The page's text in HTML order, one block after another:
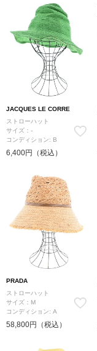
JACQUES LE CORRE
ストローハット
サイズ：-
コンディション: B
6,400円（税込）
PRADA
ストローハット
サイズ：M
コンディション: A
58,800円（税込）